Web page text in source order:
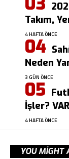
Takım,
4 HAFTA ÖNCE
Neden
3 GÜN ÖNCE
İşler?
4 HAFTA ÖNCE
YOU MIGHT